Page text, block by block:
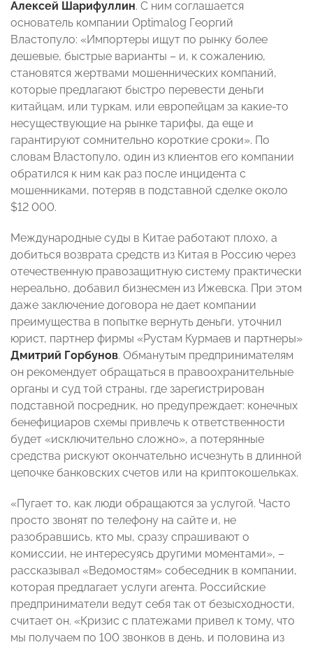
Алексей Шарифуллин. С ним соглашается
основатель компании Optimalog Георгий
Властопуло: «Импортеры ищут по рынку более
дешевые, быстрые варианты – и, к сожалению,
становятся жертвами мошеннических компаний,
которые предлагают быстро перевести деньги
китайцам, или туркам, или европейцам за какие-то
несуществующие на рынке тарифы, да еще и
гарантируют сомнительно короткие сроки». По
словам Властопуло, один из клиентов его компании
обратился к ним как раз после инцидента с
мошенниками, потеряв в подставной сделке около
$12 000.
Международные суды в Китае работают плохо, а
добиться возврата средств из Китая в Россию через
отечественную правозащитную систему практически
нереально, добавил бизнесмен из Ижевска. При этом
даже заключение договора не дает компании
преимущества в попытке вернуть деньги, уточнил
юрист, партнер фирмы «Рустам Курмаев и партнеры»
Дмитрий Горбунов. Обманутым предпринимателям
он рекомендует обращаться в правоохранительные
органы и суд той страны, где зарегистрирован
подставной посредник, но предупреждает: конечных
бенефициаров схемы привлечь к ответственности
будет «исключительно сложно», а потерянные
средства рискуют окончательно исчезнуть в длинной
цепочке банковских счетов или на криптокошельках.
«Пугает то, как люди обращаются за услугой. Часто
просто звонят по телефону на сайте и, не
разобравшись, кто мы, сразу спрашивают о
комиссии, не интересуясь другими моментами», –
рассказывал «Ведомостям» собеседник в компании,
которая предлагает услуги агента. Российские
предприниматели ведут себя так от безысходности,
считает он. «Кризис с платежами привел к тому, что
мы получаем по 100 звонков в день, и половина из